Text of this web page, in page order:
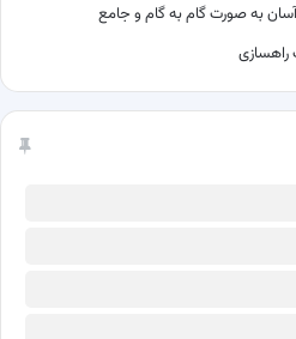
به صورت گام به گام و جامع
راهسازی